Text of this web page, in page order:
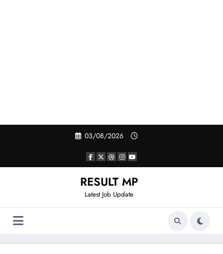
03/08/2026
RESULT MP
Latest Job Update